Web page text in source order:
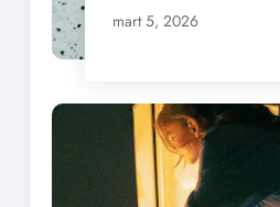
mart 5, 2026